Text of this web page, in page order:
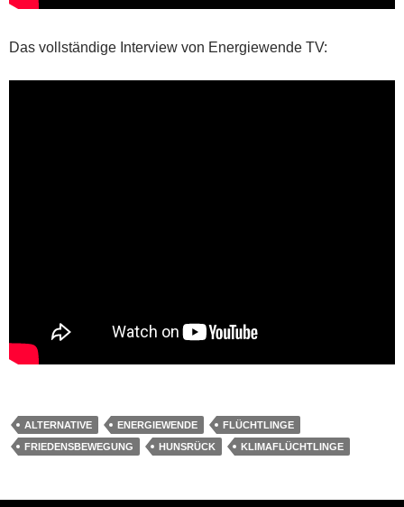
Das vollständige Interview von Energiewende TV:
ALTERNATIVE ENERGIEWENDE
FLÜCHTLINGE
FRIEDENSBEWEGUNG
HUNSRÜCK KLIMAFLÜCHTLINGE